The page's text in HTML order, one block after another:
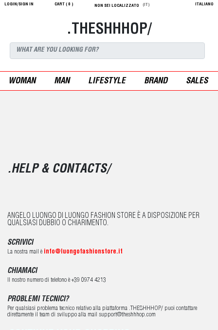
LOGIN/SIGN IN CART ( 0 ) NON SEI LOCALIZZATO (IT) ITALIANO
.THESHHHOP/
WOMAN MAN LIFESTYLE BRAND SALES
.HELP & CONTACTS/
ANGELO LUONGO DI LUONGO FASHION STORE È A DISPOSIZIONE PER
QUALSIASI DUBBIO O CHIARIMENTO.
SCRIVICI
La nostra mail è info@luongofashionstore.it
CHIAMACI
Il nostro numero di telefono è +39 0974 4213
PROBLEMI TECNICI?
Per qualsiasi problema tecnico relativo alla piattaforma .THESHHHOP/ puoi contattare
direttamente il team di sviluppo alla mail support@theshhhop.com